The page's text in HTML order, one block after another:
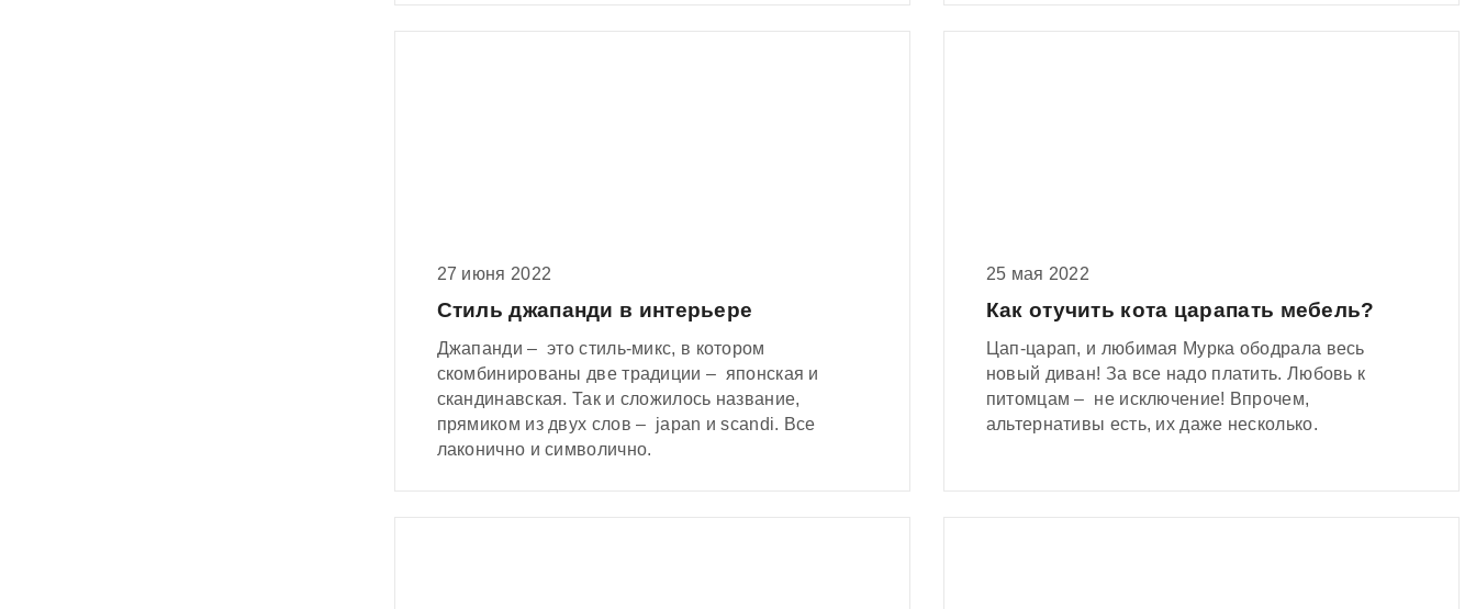
27 июня 2022
Стиль джапанди в интерьере
Джапанди – это стиль-микс, в котором
скомбинированы две традиции – японская и
скандинавская. Так и сложилось название,
прямиком из двух слов – japan и scandi. Все
лаконично и символично.
25 мая 2022
Как отучить кота царапать мебель?
Цап-царап, и любимая Мурка ободрала весь
новый диван! За все надо платить. Любовь к
питомцам – не исключение! Впрочем,
альтернативы есть, их даже несколько.